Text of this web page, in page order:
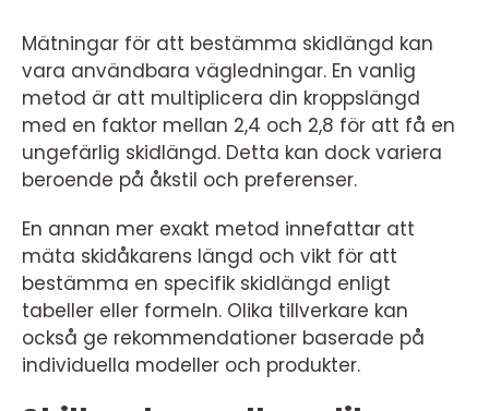
Mätningar för att bestämma skidlängd kan
vara användbara vägledningar. En vanlig
metod är att multiplicera din kroppslängd
med en faktor mellan 2,4 och 2,8 för att få en
ungefärlig skidlängd. Detta kan dock variera
beroende på åkstil och preferenser.
En annan mer exakt metod innefattar att
mäta skidåkarens längd och vikt för att
bestämma en specifik skidlängd enligt
tabeller eller formeln. Olika tillverkare kan
också ge rekommendationer baserade på
individuella modeller och produkter.